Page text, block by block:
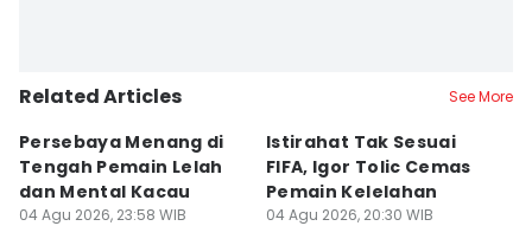
Related Articles See More
Persebaya Menang di
Tengah Pemain Lelah
dan Mental Kacau
04 Agu 2026, 23:58 WIB
Istirahat Tak Sesuai
FIFA, Igor Tolic Cemas
Pemain Kelelahan
04 Agu 2026, 20:30 WIB